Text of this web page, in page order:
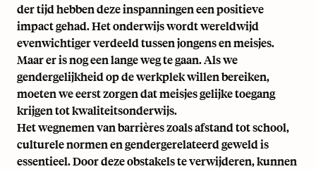
der tijd hebben deze inspanningen een positieve
impact gehad. Het onderwijs wordt wereldwijd
evenwichtiger verdeeld tussen jongens en meisjes.
Maar er is nog een lange weg te gaan. Als we
gendergelijkheid op de werkplek willen bereiken,
moeten we eerst zorgen dat meisjes gelijke toegang
krijgen tot kwaliteitsonderwijs.
Het wegnemen van barrières zoals afstand tot school,
culturele normen en gendergerelateerd geweld is
essentieel. Door deze obstakels te verwijderen, kunnen